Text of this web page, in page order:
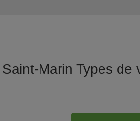
Saint-Marin Types de